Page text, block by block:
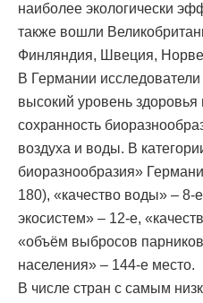
наиболее экологически
также вошли
Финляндия, Швеция,
В Германии
высокий уровень
сохранность
воздуха и воды. В
биоразнообразия»
180), «качество воды» – 8-
экосистем» – 12-е,
«объём выбросов
населения» – 144-е место.
В числе стран с самым